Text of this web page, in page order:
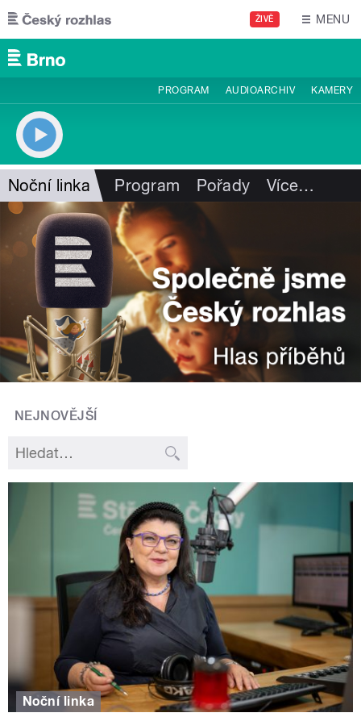
Přejít k hlavnímu obsahu
ŽIVĚ MENU
PROGRAM AUDIOARCHIV KAMERY
Noční linka Program Pořady Více…
NEJNOVĚJŠÍ
Noční linka